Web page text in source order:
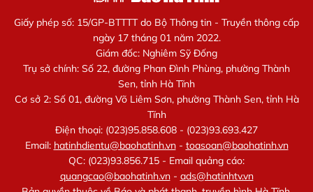
Giấy phép số: 15/GP-BTTTT do Bộ Thông tin - Truyền thông cấp
ngày 17 tháng 01 năm 2022.
Giám đốc: Nghiêm Sỹ Đống
Trụ sở chính: Số 22, đường Phan Đình Phùng, phường Thành
Sen, tỉnh Hà Tĩnh
Cơ sở 2: Số 01, đường Võ Liêm Sơn, phường Thành Sen, tỉnh Hà
Tĩnh
Điện thoại: (023)95.858.608 - (023)93.693.427
Email: hatinhdientu@baohatinh.vn- toasoan@baohatinh.vn
QC: (023)93.856.715 - Email quảng cáo:
quangcao@baohatinh.vn- ads@hatinhtv.vn